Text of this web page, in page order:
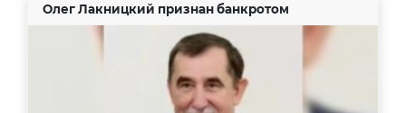
Олег Лакницкий признан банкротом